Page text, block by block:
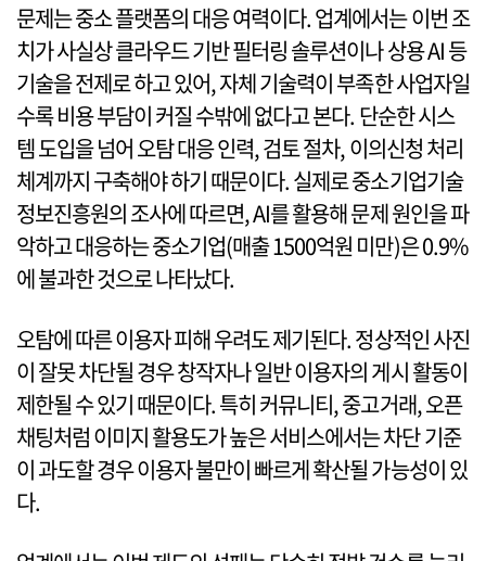
문제는 중소 플랫폼의 대응 여력이다. 업계에서는 이번 조
치가 사실상 클라우드 기반 필터링 솔루션이나 상용 AI 등
기술을 전제로 하고 있어, 자체 기술력이 부족한 사업자일
수록 비용 부담이 커질 수밖에 없다고 본다. 단순한 시스
템 도입을 넘어 오탐 대응 인력, 검토 절차, 이의신청 처리
체계까지 구축해야 하기 때문이다. 실제로 중소기업기술
정보진흥원의 조사에 따르면, AI를 활용해 문제 원인을 파
악하고 대응하는 중소기업(매출 1500억원 미만)은 0.9%
에 불과한 것으로 나타났다.
오탐에 따른 이용자 피해 우려도 제기된다. 정상적인 사진
이 잘못 차단될 경우 창작자나 일반 이용자의 게시 활동이
제한될 수 있기 때문이다. 특히 커뮤니티, 중고거래, 오픈
채팅처럼 이미지 활용도가 높은 서비스에서는 차단 기준
이 과도할 경우 이용자 불만이 빠르게 확산될 가능성이 있
다.